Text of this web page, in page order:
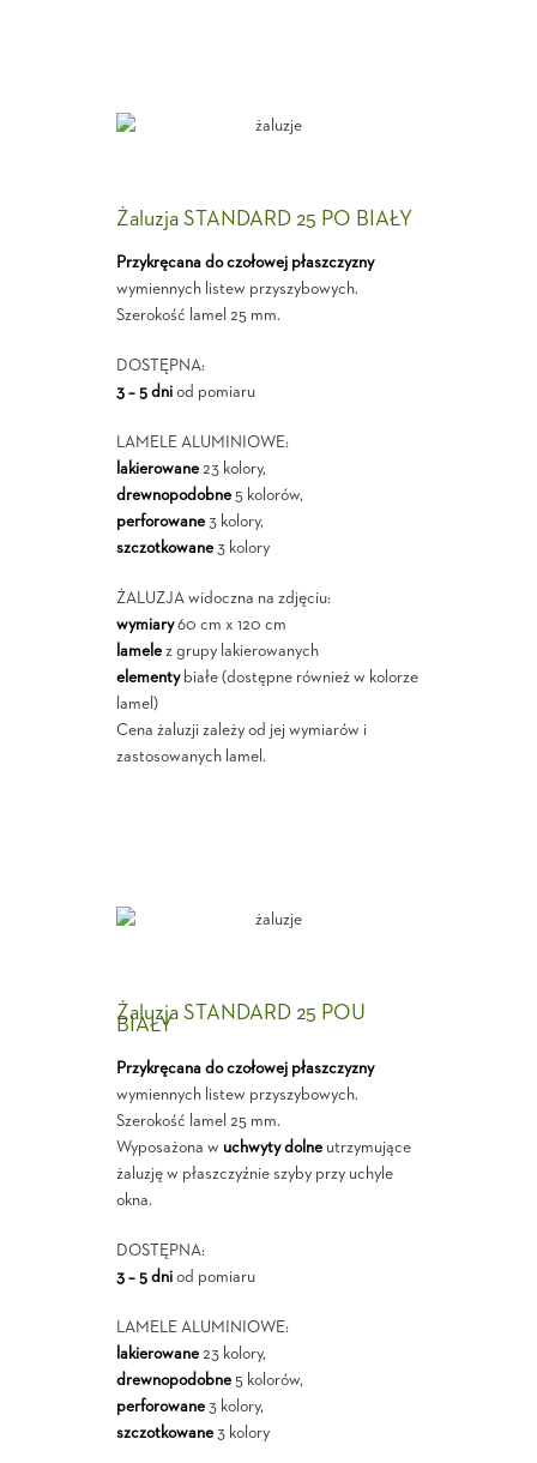
Żaluzja STANDARD 25 PO BIAŁY
Przykręcana do czołowej płaszczyzny
wymiennych listew przyszybowych.
Szerokość lamel 25 mm.
DOSTĘPNA:
3 – 5 dniod pomiaru
LAMELE ALUMINIOWE:
lakierowane23 kolory,
drewnopodobne5 kolorów,
perforowane3 kolory,
szczotkowane3 kolory
ŻALUZJA widoczna na zdjęciu:
wymiary60 cm x 120 cm
lamelez grupy lakierowanych
elementybiałe (dostępne również w kolorze
lamel)
Cena żaluzji zależy od jej wymiarów i
zastosowanych lamel.
Żaluzja STANDARD 25 POU
BIAŁY
Przykręcana do czołowej płaszczyzny
wymiennych listew przyszybowych.
Szerokość lamel 25 mm.
Wyposażona w uchwyty dolneutrzymujące
żaluzję w płaszczyźnie szyby przy uchyle
okna.
DOSTĘPNA:
3 – 5 dniod pomiaru
LAMELE ALUMINIOWE:
lakierowane23 kolory,
drewnopodobne5 kolorów,
perforowane3 kolory,
szczotkowane3 kolory